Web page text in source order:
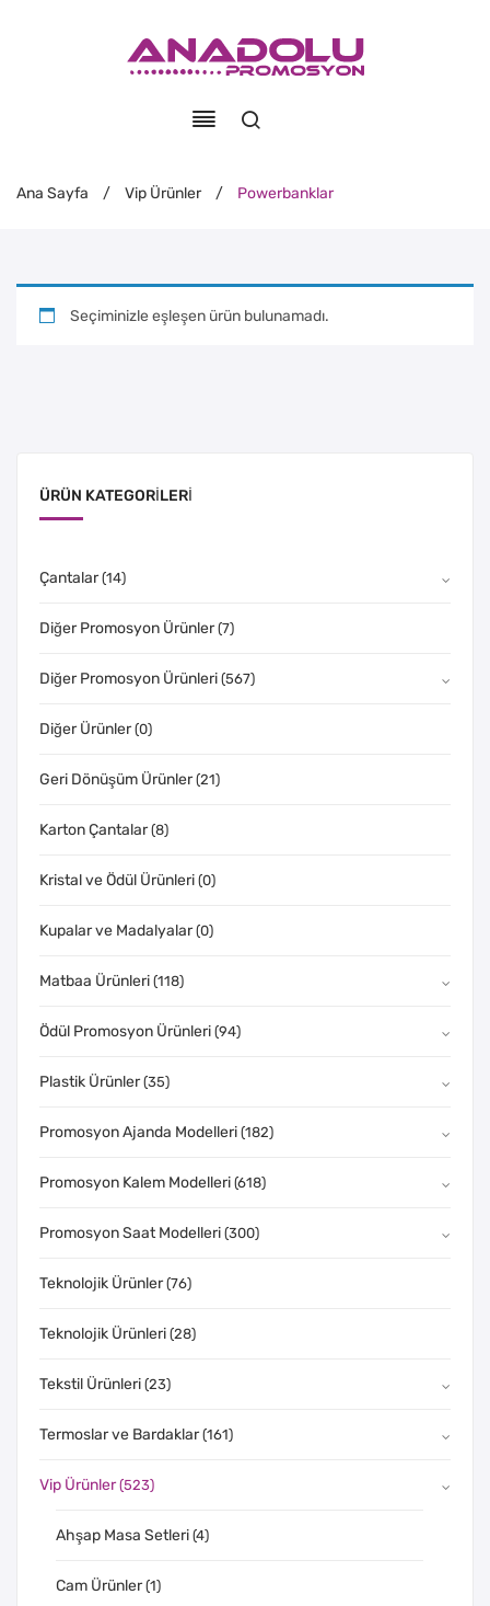
Ana Sayfa / Vip Ürünler / Powerbanklar
Seçiminizle eşleşen ürün bulunamadı.
ÜRÜN KATEGORILERI
Çantalar (14)
Diğer Promosyon Ürünler (7)
Diğer Promosyon Ürünleri (567)
Diğer Ürünler (0)
Geri Dönüşüm Ürünler (21)
Karton Çantalar (8)
Kristal ve Ödül Ürünleri (0)
Kupalar ve Madalyalar (0)
Matbaa Ürünleri (118)
Ödül Promosyon Ürünleri (94)
Plastik Ürünler (35)
Promosyon Ajanda Modelleri (182)
Promosyon Kalem Modelleri (618)
Promosyon Saat Modelleri (300)
Teknolojik Ürünler (76)
Teknolojik Ürünleri (28)
Tekstil Ürünleri (23)
Termoslar ve Bardaklar (161)
Vip Ürünler (523)
Ahşap Masa Setleri (4)
Cam Ürünler (1)